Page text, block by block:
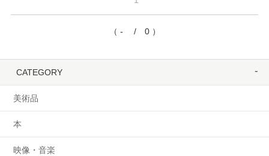
（ - / 0 ）
CATEGORY
美術品
本
映像・音楽